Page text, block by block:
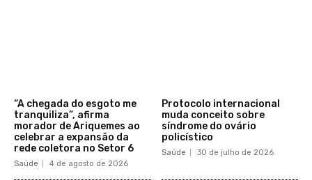
“A chegada do esgoto me
tranquiliza”, afirma
morador de Ariquemes ao
celebrar a expansão da
rede coletora no Setor 6
Saúde 4 de agosto de 2026
Protocolo internacional
muda conceito sobre
síndrome do ovário
policístico
Saúde 30 de julho de 2026